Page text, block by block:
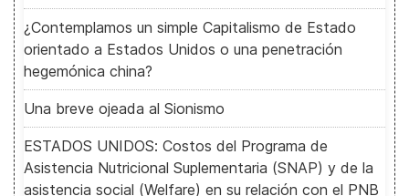
¿Contemplamos un simple Capitalismo de Estado
orientado a Estados Unidos o una penetración
hegemónica china?
Una breve ojeada al Sionismo
ESTADOS UNIDOS: Costos del Programa de
Asistencia Nutricional Suplementaria (SNAP) y de la
asistencia social (Welfare) en su relación con el PNB